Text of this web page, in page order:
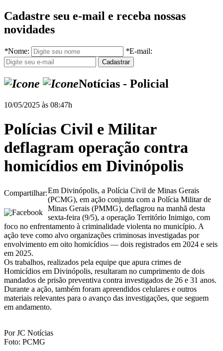
Cadastre seu e-mail e receba nossas
novidades
*Nome: *E-mail:
Notícias - Policial
10/05/2025 às 08:47h
Polícias Civil e Militar
deflagram operação contra
homicídios em Divinópolis
Compartilhar:Em Divinópolis, a Polícia Civil de Minas Gerais
(PCMG), em ação conjunta com a Polícia Militar de
Minas Gerais (PMMG), deflagrou na manhã desta
sexta-feira (9/5), a operação Território Inimigo, com
foco no enfrentamento à criminalidade violenta no município. A
ação teve como alvo organizações criminosas investigadas por
envolvimento em oito homicídios — dois registrados em 2024 e seis
em 2025.
Os trabalhos, realizados pela equipe que apura crimes de
Homicídios em Divinópolis, resultaram no cumprimento de dois
mandados de prisão preventiva contra investigados de 26 e 31 anos.
Durante a ação, também foram apreendidos celulares e outros
materiais relevantes para o avanço das investigações, que seguem
em andamento.
Por JC Notícias
Foto: PCMG